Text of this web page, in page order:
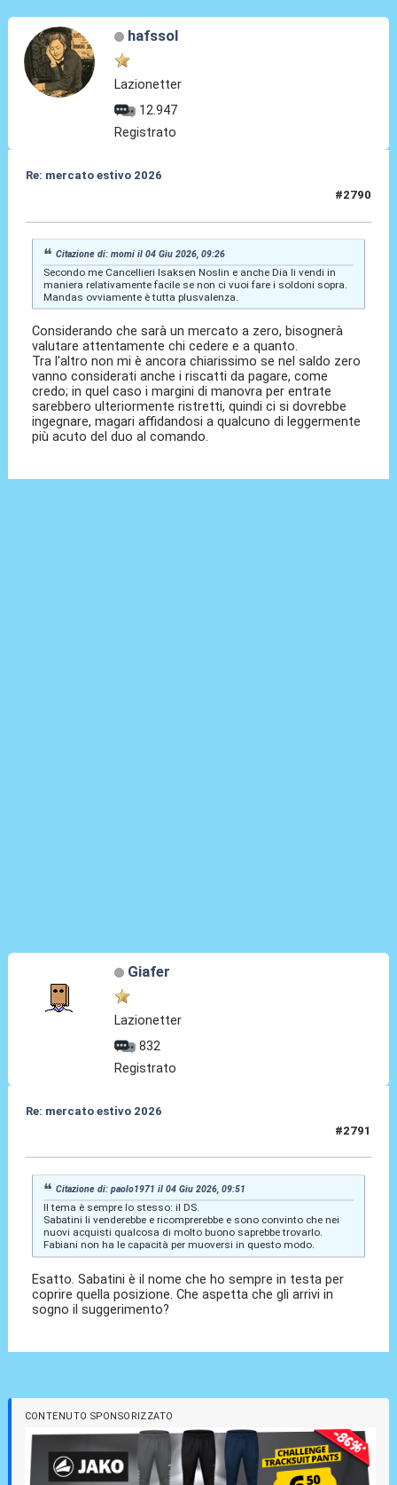
hafssol
Lazionetter
12.947
Registrato
Re: mercato estivo 2026
#2790
Citazione di: momi il 04 Giu 2026, 09:26
Secondo me Cancellieri Isaksen Noslin e anche Dia li vendi in
maniera relativamente facile se non ci vuoi fare i soldoni sopra.
Mandas ovviamente è tutta plusvalenza.
Considerando che sarà un mercato a zero, bisognerà
valutare attentamente chi cedere e a quanto.
Tra l'altro non mi è ancora chiarissimo se nel saldo zero
vanno considerati anche i riscatti da pagare, come
credo; in quel caso i margini di manovra per entrate
sarebbero ulteriormente ristretti, quindi ci si dovrebbe
ingegnare, magari affidandosi a qualcuno di leggermente
più acuto del duo al comando.
Giafer
Lazionetter
832
Registrato
Re: mercato estivo 2026
#2791
Citazione di: paolo1971 il 04 Giu 2026, 09:51
Il tema è sempre lo stesso: il DS.
Sabatini li venderebbe e ricomprerebbe e sono convinto che nei
nuovi acquisti qualcosa di molto buono saprebbe trovarlo.
Fabiani non ha le capacità per muoversi in questo modo.
Esatto. Sabatini è il nome che ho sempre in testa per
coprire quella posizione. Che aspetta che gli arrivi in
sogno il suggerimento?
CONTENUTO SPONSORIZZATO